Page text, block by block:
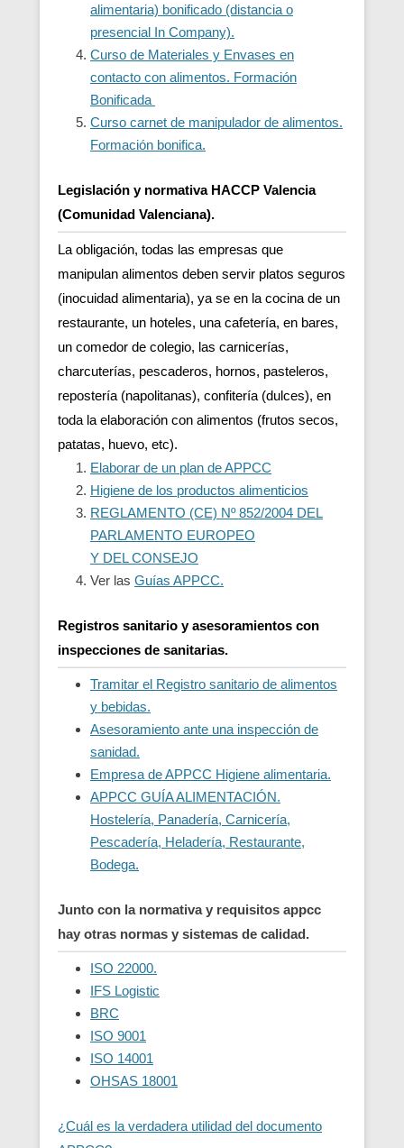
alimentaria) bonificado (distancia o
presencial In Company).
Curso de Materiales y Envases en
contacto con alimentos. Formación
Bonificada
Curso carnet de manipulador de alimentos.
Formación bonifica.
Legislación y normativa HACCP Valencia
(Comunidad Valenciana).
La obligación, todas las empresas que
manipulan alimentos deben servir platos seguros
(inocuidad alimentaria), ya se en la cocina de un
restaurante, un hoteles, una cafetería, en bares,
un comedor de colegio, las carnicerías,
charcuterías, pescaderos, hornos, pasteleros,
repostería (napolitanas), confitería (dulces), en
toda la elaboración con alimentos (frutos secos,
patatas, huevo, etc).
Elaborar de un plan de APPCC
Higiene de los productos alimenticios
REGLAMENTO (CE) Nº 852/2004 DEL
PARLAMENTO EUROPEO
Y DEL CONSEJO
Ver las Guías APPCC.
Registros sanitario y asesoramientos con
inspecciones de sanitarias.
Tramitar el Registro sanitario de alimentos
y bebidas.
Asesoramiento ante una inspección de
sanidad.
Empresa de APPCC Higiene alimentaria.
APPCC GUÍA ALIMENTACIÓN.
Hostelería, Panadería, Carnicería,
Pescadería, Heladería, Restaurante,
Bodega.
Junto con la normativa y requisitos appcc
hay otras normas y sistemas de calidad.
ISO 22000.
IFS Logistic
BRC
ISO 9001
ISO 14001
OHSAS 18001
¿Cuál es la verdadera utilidad del documento